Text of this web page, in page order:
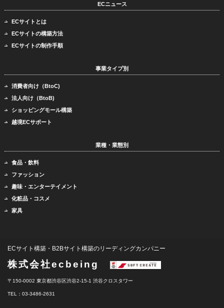
ECニュース
ECサイトとは
ECサイトの構築方法
ECサイトの制作手順
事業タイプ別
消費者向け（BtoC)
法人向け（BtoB)
ショッピングモール構築
越境ECサポート
業種・業態別
食品・飲料
ファッション
趣味・エンターテイメント
化粧品・コスメ
家具
ECサイト構築・B2Bサイト構築のリーディングカンパニー
株式会社ecbeing
〒150-0002 東京都渋谷区渋谷2-15-1 渋谷クロスタワー
TEL：03-3486-2631